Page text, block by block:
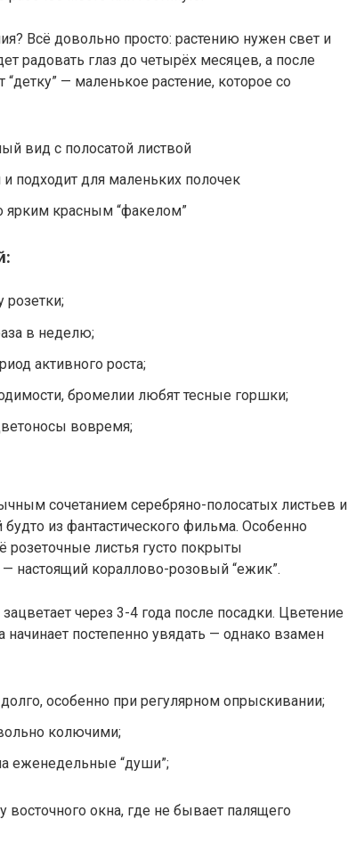
Всё довольно просто: растению нужен свет и
радовать глаз до четырёх месяцев, а после
— маленькое растение, которое со
вид с полосатой листвой
подходит для маленьких полочек
ярким красным “факелом”
розетки;
в неделю;
активного роста;
бромелии любят тесные горшки;
вовремя;
сочетанием серебряно-полосатых листьев и
из фантастического фильма. Особенно
розеточные листья густо покрыты
настоящий кораллово-розовый “ежик”.
через 3-4 года после посадки. Цветение
начинает постепенно увядать — однако взамен
особенно при регулярном опрыскивании;
колючими;
еженедельные “души”;
окна, где не бывает палящего